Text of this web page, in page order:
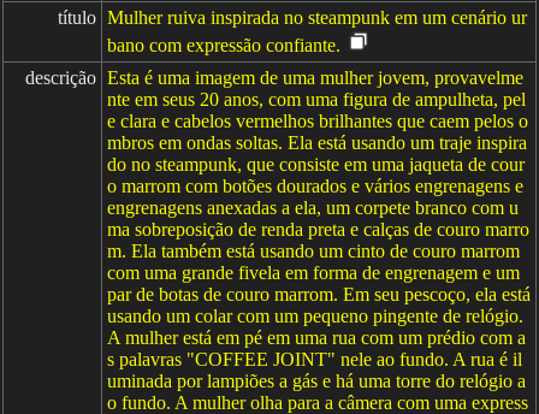
título Mulher ruiva inspirada no steampunk em um cenário ur
bano com expressão confiante.
descrição Esta é uma imagem de uma mulher jovem, provavelme
nte em seus 20 anos, com uma figura de ampulheta, pel
e clara e cabelos vermelhos brilhantes que caem pelos o
mbros em ondas soltas. Ela está usando um traje inspira
do no steampunk, que consiste em uma jaqueta de cour
o marrom com botões dourados e vários engrenagens e
engrenagens anexadas a ela, um corpete branco com u
ma sobreposição de renda preta e calças de couro marro
m. Ela também está usando um cinto de couro marrom
com uma grande fivela em forma de engrenagem e um
par de botas de couro marrom. Em seu pescoço, ela está
usando um colar com um pequeno pingente de relógio.
A mulher está em pé em uma rua com um prédio com a
s palavras "COFFEE JOINT" nele ao fundo. A rua é il
uminada por lampiões a gás e há uma torre do relógio a
o fundo. A mulher olha para a câmera com uma express